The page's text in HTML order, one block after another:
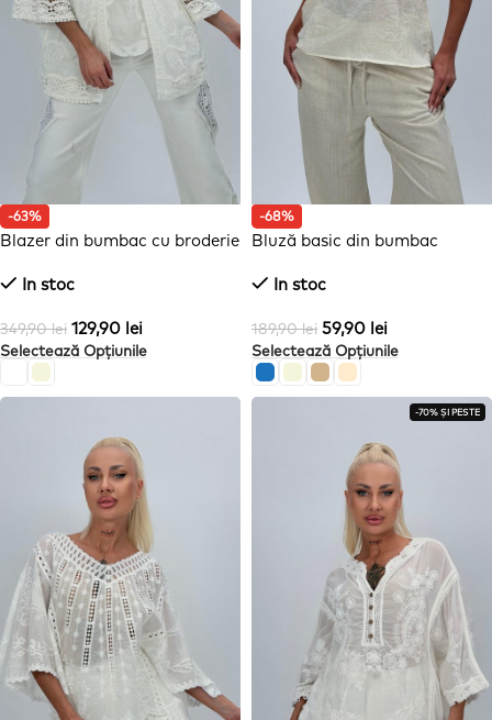
-63%
Blazer din bumbac cu broderie
In stoc
349,90lei 129,90 lei
Selectează Opțiunile
-68%
Bluză basic din bumbac
In stoc
189,90lei 59,90 lei
Selectează Opțiunile
-70% ȘI PESTE